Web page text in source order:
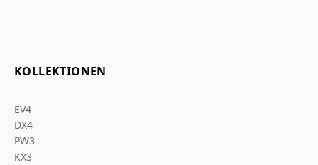
KOLLEKTIONEN
EV4
DX4
PW3
KX3